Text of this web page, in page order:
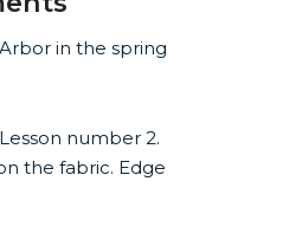
Arbor in the spring
Lesson number 2.
the fabric. Edge